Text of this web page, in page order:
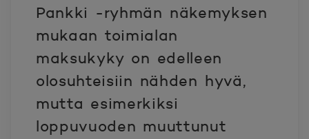
Pankki -ryhmän näkemyksen
mukaan toimialan
maksukyky on edelleen
olosuhteisiin nähden hyvä,
mutta esimerkiksi
loppuvuoden muuttunut